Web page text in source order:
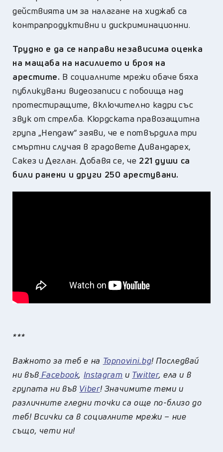
действията им за налагане на хиджаб са
контрапродуктивни и дискриминационни.
Трудно е да се направи независима оценка
на мащаба на насилието и броя на
арестите. В социалните мрежи обаче бяха
публикувани видеозаписи с побоища над
протестиращите, включително кадри със
звук от стрелба. Кюрдската правозащитна
група „Hengaw“ заяви, че е потвърдила три
смъртни случая в градовете Дивандарех,
Сакез и Деглан. Добавя се, че 221 души са
били ранени и други 250 арестувани.
***
Важното за теб е на Topnovini.bg! Последвай
ни във Facebook, Instagram и Twitter, ела и в
групата ни във Viber! Значимите теми и
различните гледни точки са още по-близо до
теб! Всички са в социалните мрежи – ние
също, чети ни!